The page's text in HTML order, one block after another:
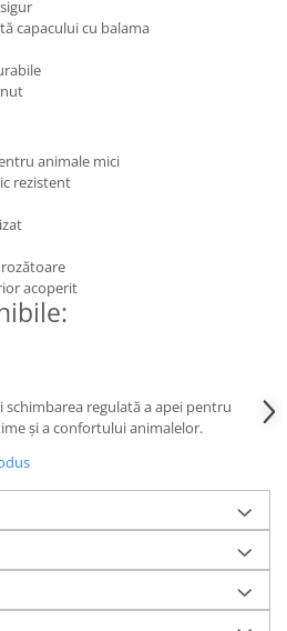
capacului cu balama
animale mici
rezistent
acoperit
schimbarea regulată a apei pentru
și a confortului animalelor.